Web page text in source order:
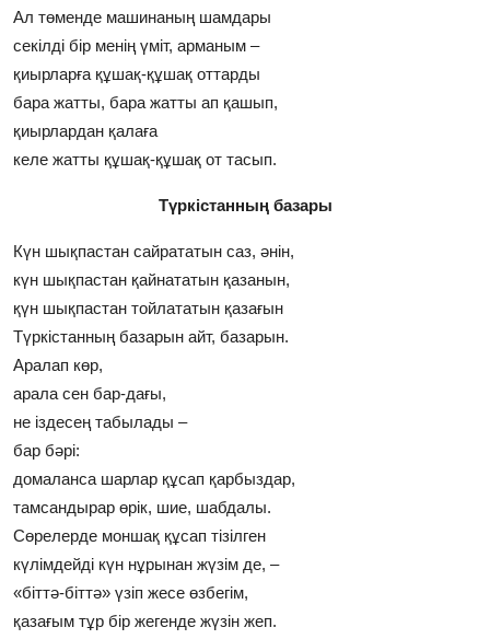
Ал төменде машинаның шамдары
секiлдi бiр менiң үмiт, арманым –
қиырларға құшақ-құшақ оттарды
бара жатты, бара жатты ап қашып,
қиырлардан қалаға
келе жатты құшақ-құшақ от тасып.
Түркістанның базары
Күн шықпастан сайрататын саз, әнiн,
күн шықпастан қайнататын қазанын,
қүн шықпастан тойлататын қазағын
Түркiстанның базарын айт, базарын.
Аралап көр,
арала сен бар-дағы,
не iздесең табылады –
бар бәрi:
домаланса шарлар құсап қарбыздар,
тамсандырар өрiк, шие, шабдалы.
Сөрелерде моншақ құсап тiзiлген
күлiмдейдi күн нұрынан жүзiм де, –
«бiттә-бiттә» үзiп жесе өзбегiм,
қазағым тұр бiр жегенде жүзiн жеп.